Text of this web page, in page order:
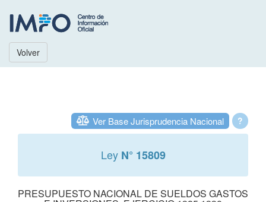
Volver
?
Ver Base Jurisprudencia Nacional
Ley N° 15809
PRESUPUESTO NACIONAL DE SUELDOS GASTOS